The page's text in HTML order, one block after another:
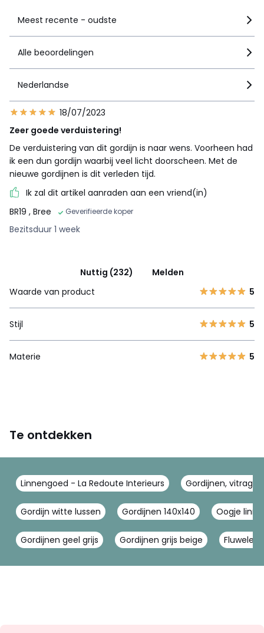
Meest recente - oudste
Alle beoordelingen
Nederlandse
18/07/2023
Zeer goede verduistering!
De verduistering van dit gordijn is naar wens. Voorheen had
ik een dun gordijn waarbij veel licht doorscheen. Met de
nieuwe gordijnen is dit verleden tijd.
Ik zal dit artikel aanraden aan een vriend(in)
BR19 , Bree Geverifieerde koper
Bezitsduur 1 week
Nuttig (232)
Melden
Waarde van product
5
Stijl 5
Materie 5
Te ontdekken
Linnengoed - La Redoute Interieurs Gordijnen,
Gordijn witte lussen Gordijnen 140x140 Oogje
Gordijnen geel grijs Gordijnen grijs beige Fluwelen